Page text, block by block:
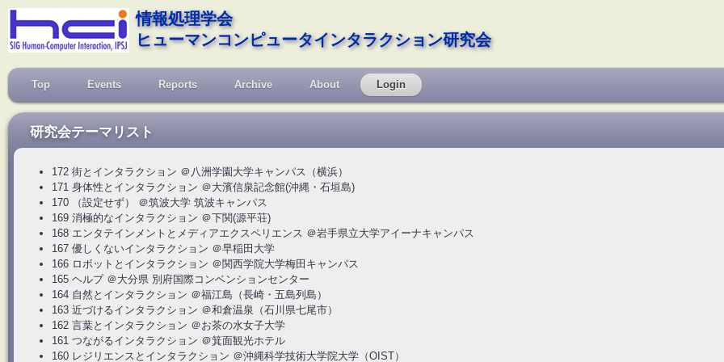
情報処理学会
ヒューマンコンピュータインタラクション研究会
Top Events Reports Archive About Login
研究会テーマリスト
172 街とインタラクション ＠八洲学園大学キャンパス（横浜）
171 身体性とインタラクション ＠大濱信泉記念館(沖縄・石垣島)
170 （設定せず） ＠筑波大学 筑波キャンパス
169 消極的なインタラクション ＠下関(源平荘)
168 エンタテインメントとメディアエクスペリエンス ＠岩手県立大学アイーナキャンパス
167 優しくないインタラクション ＠早稲田大学
166 ロボットとインタラクション ＠関西学院大学梅田キャンパス
165 ヘルプ ＠大分県 別府国際コンベンションセンター
164 自然とインタラクション ＠福江島（長崎・五島列島）
163 近づけるインタラクション ＠和倉温泉（石川県七尾市）
162 言葉とインタラクション ＠お茶の水女子大学
161 つながるインタラクション ＠箕面観光ホテル
160 レジリエンスとインタラクション ＠沖縄科学技術大学院大学（OIST）